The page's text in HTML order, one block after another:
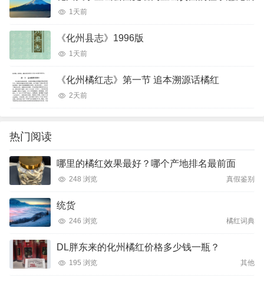
1天前
《化州县志》1996版
1天前
《化州橘红志》第一节 追本溯源话橘红
2天前
热门阅读
哪里的橘红效果最好？哪个产地排名最前面
248 浏览 真假鉴别
统货
246 浏览 橘红词典
DL胖东来的化州橘红价格多少钱一瓶？
195 浏览 其他